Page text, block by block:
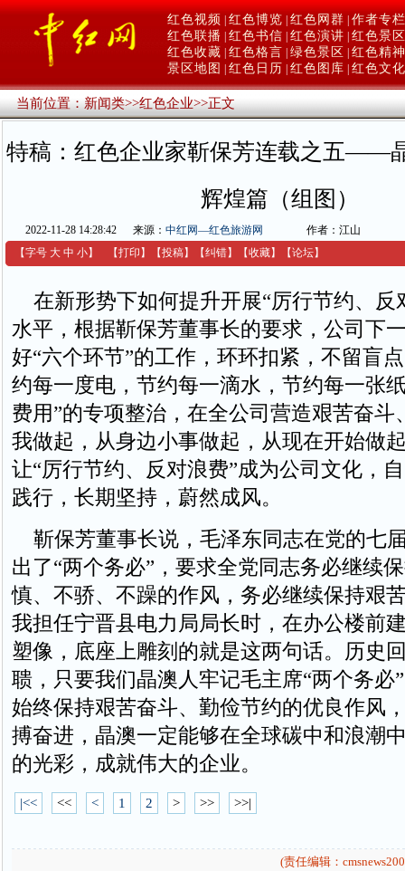
红色视频 红色博览 红色网群 作者专栏
红色联播 红色书信 红色演讲 红色景区
红色收藏 红色格言 绿色景区
红色精神
景区地图
红色日历 红色图库 红色文化
当前位置：新闻类>>红色企业>>正文
特稿：红色企业家靳保芳连载之五——
辉煌篇（组图）
2022-11-28 14:28:42 来源： 中红网—红色旅游网
作者：江山
【字号 大 中 小】 【打印 】 【投稿】 【纠错】 【收藏】 【论坛】
在新形势下如何提升开展“厉行节约、反
水平，根据靳保芳董事长的要求，公司下
好“六个环节”的工作，环环扣紧，不留盲
约每一度电，节约每一滴水，节约每一张
费用”的专项整治，在全公司营造艰苦奋斗
我做起，从身边小事做起，从现在开始做
让“厉行节约、反对浪费”成为公司文化，
践行，长期坚持，蔚然成风。
靳保芳董事长说，毛泽东同志在党的七
出了“两个务必”，要求全党同志务必继续
慎、不骄、不躁的作风，务必继续保持艰
我担任宁晋县电力局局长时，在办公楼前
塑像，底座上雕刻的就是这两句话。历史
聩，只要我们晶澳人牢记毛主席“两个务必
始终保持艰苦奋斗、勤俭节约的优良作风
搏奋进，晶澳一定能够在全球碳中和浪潮
的光彩，成就伟大的企业。
|<< << < 1 2 > >> >>|
(责任编辑：